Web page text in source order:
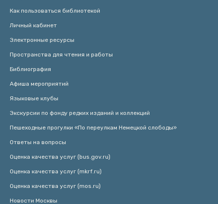
Как пользоваться библиотекой
Личный кабинет
Электронные ресурсы
Пространства для чтения и работы
Библиография
Афиша мероприятий
Языковые клубы
Экскурсии по фонду редких изданий и коллекций
Пешеходные прогулки «По переулкам Немецкой слободы»
Ответы на вопросы
Оценка качества услуг (bus.gov.ru)
Оценка качества услуг (mkrf.ru)
Оценка качества услуг (mos.ru)
Новости Москвы